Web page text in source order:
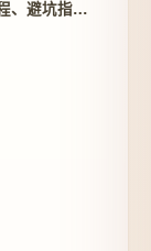
避坑指南 -